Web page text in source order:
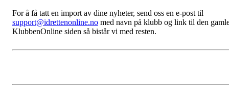
For å få tatt en import av dine nyheter, send oss en e-post til
support@idrettenonline.no med navn på klubb og link til den
KlubbenOnline siden så bistår vi med resten.